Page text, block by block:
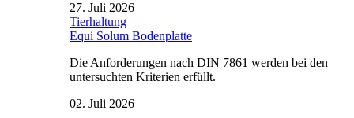
27. Juli 2026
Tierhaltung
Equi Solum Bodenplatte
Die Anforderungen nach DIN 7861 werden bei den
untersuchten Kriterien erfüllt.
02. Juli 2026